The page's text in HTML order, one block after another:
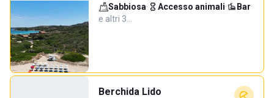
Sabbiosa· Accesso animali· Bar·
e altri 3…
Berchida Lido